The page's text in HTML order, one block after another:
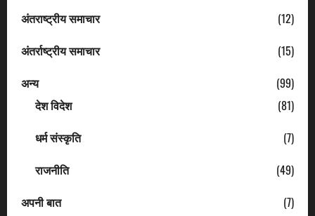
अंतराष्ट्रीय समाचार
(12)
अंतर्राष्ट्रीय समाचार
(15)
अन्य
(99)
देश विदेश
(81)
धर्म संस्कृति
(7)
राजनीति
(49)
अपनी बात
(7)